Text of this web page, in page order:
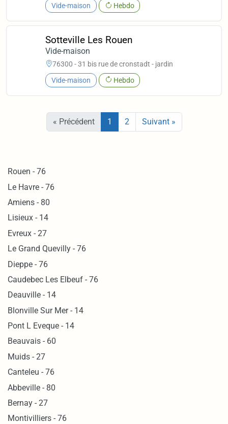
Vide-maison Hebdo
Sotteville Les Rouen
Vide-maison
76300 - 31 bis rue de cronstadt - jardin
Vide-maison Hebdo
« Précédent 1 2 Suivant »
Rouen - 76
Le Havre - 76
Amiens - 80
Lisieux - 14
Evreux - 27
Le Grand Quevilly - 76
Dieppe - 76
Caudebec Les Elbeuf - 76
Deauville - 14
Blonville Sur Mer - 14
Pont L Eveque - 14
Beauvais - 60
Muids - 27
Canteleu - 76
Abbeville - 80
Bernay - 27
Montivilliers - 76